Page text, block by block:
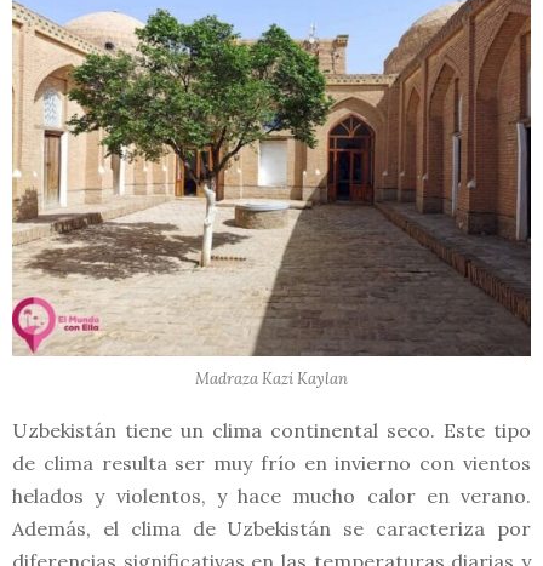
Madraza Kazi Kaylan
Uzbekistán tiene un clima continental seco. Este tipo
de clima resulta ser muy frío en invierno con vientos
helados y violentos, y hace mucho calor en verano.
Además, el clima de Uzbekistán se caracteriza por
diferencias significativas en las temperaturas diarias y